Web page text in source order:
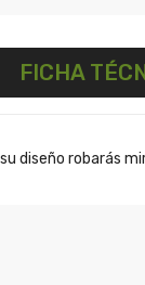
FICHA
su diseño